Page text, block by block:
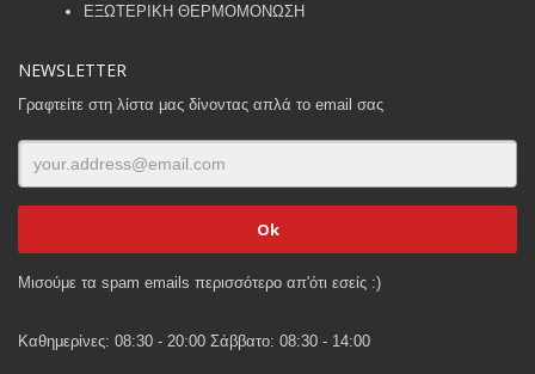
ΕΞΩΤΕΡΙΚΗ ΘΕΡΜΟΜΟΝΩΣΗ
NEWSLETTER
Γραφτείτε στη λίστα μας δίνοντας απλά το email σας
Μισούμε τα spam emails περισσότερο απ'ότι εσείς :)
Καθημερίνες: 08:30 - 20:00 Σάββατο: 08:30 - 14:00